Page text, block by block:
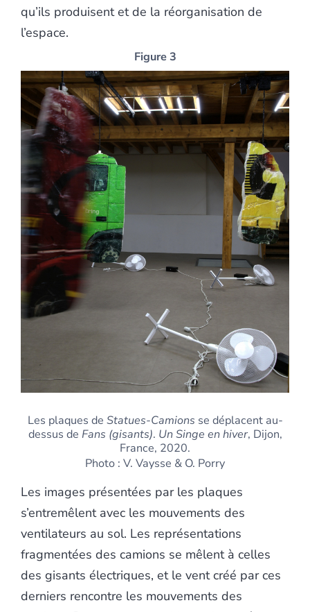
qu’ils produisent et de la réorganisation de
l’espace.
Figure 3
Les plaques de Statues-Camions se déplacent au-
dessus de Fans (gisants). Un Singe en hiver, Dijon,
France, 2020.
Photo : V. Vaysse & O. Porry
Les images présentées par les plaques
s’entremêlent avec les mouvements des
ventilateurs au sol. Les représentations
fragmentées des camions se mêlent à celles
des gisants électriques, et le vent créé par ces
derniers rencontre les mouvements des